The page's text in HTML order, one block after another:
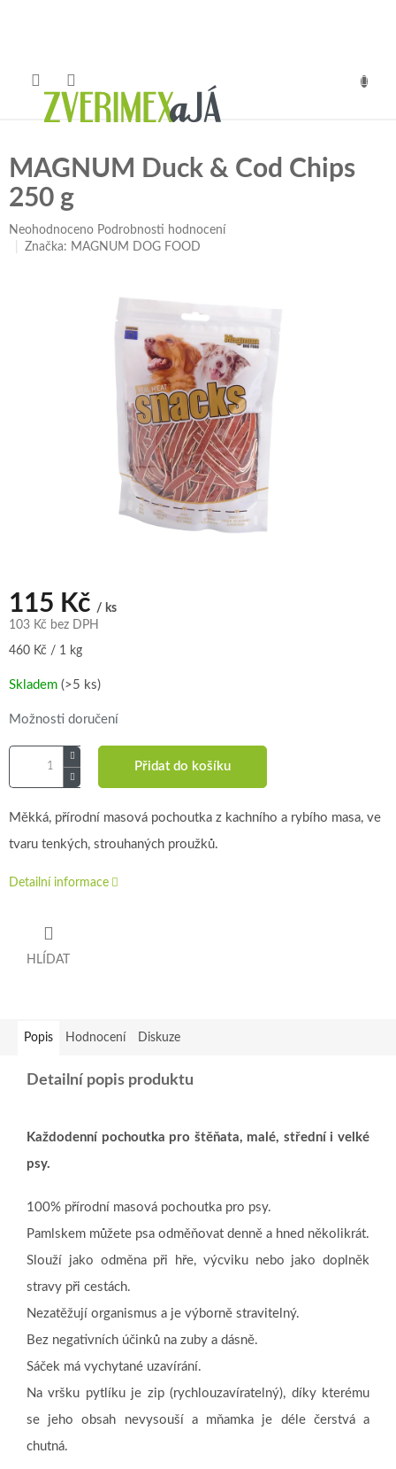
MAGNUM Duck & Cod Chips
250 g
Průměrné
hodnocení
Neohodnoceno Podrobnosti hodnocení
Značka: MAGNUM DOG FOOD
115 Kč / ks
103 Kč bez DPH
Měrná
460 Kč / 1 kg
Skladem (>5 ks)
Možnosti doručení
Přidat do košíku
Měkká, přírodní masová pochoutka z kachního a rybího masa, ve
tvaru tenkých, strouhaných proužků.
Detailní informace
HLÍDAT
Popis Hodnocení Diskuze
Detailní popis produktu
Každodenní pochoutka pro štěňata, malé, střední i velké
psy.
100% přírodní masová pochoutka pro psy.
Pamlskem můžete psa odměňovat denně a hned několikrát.
Slouží jako odměna při hře, výcviku nebo jako doplněk
stravy při cestách.
Nezatěžují organismus a je výborně stravitelný.
Bez negativních účinků na zuby a dásně.
Sáček má vychytané uzavírání.
Na vršku pytlíku je zip (rychlouzavíratelný), díky kterému
se jeho obsah nevysouší a mňamka je déle čerstvá a
chutná.